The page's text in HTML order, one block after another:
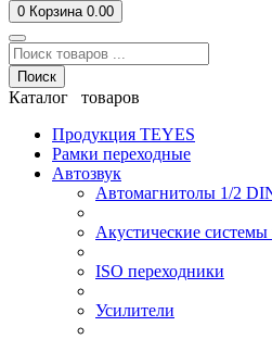
0 Корзина 0.00
Поиск
Каталог товаров
Продукция TEYES
Рамки переходные
Автозвук
Автомагнитолы 1/2
Акустические
ISO переходники
Усилители